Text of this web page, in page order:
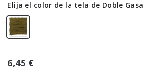
Elija el color de la tela de Doble Gasa
6,45 €